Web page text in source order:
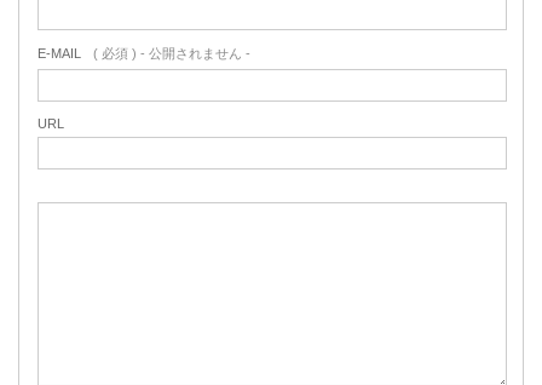
E-MAIL ( 必須 ) - 公開されません -
URL